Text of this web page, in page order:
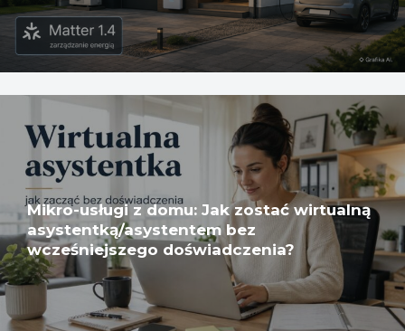
Mikro-usługi z domu: Jak zostać wirtualną
asystentką/asystentem bez
wcześniejszego doświadczenia?